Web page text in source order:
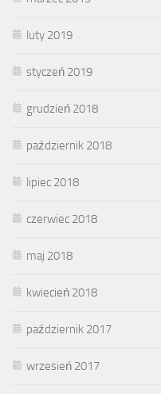
luty 2019
styczeń 2019
grudzień 2018
październik 2018
lipiec 2018
czerwiec 2018
maj 2018
kwiecień 2018
październik 2017
wrzesień 2017